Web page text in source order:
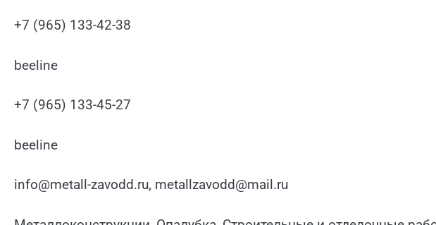
+7 (965) 133-42-38
beeline
+7 (965) 133-45-27
beeline
info@metall-zavodd.ru, metallzavodd@mail.ru